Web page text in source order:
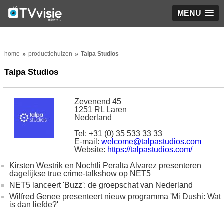
MENU
home productiehuizen Talpa Studios
Talpa Studios
Zevenend 45
1251 RL Laren
Nederland
Tel: +31 (0) 35 533 33 33
E-mail: welcome@talpastudios.com
Website: https://talpastudios.com/
Kirsten Westrik en Nochtli Peralta Alvarez presenteren
dagelijkse true crime-talkshow op NET5
NET5 lanceert 'Buzz': de groepschat van Nederland
Wilfred Genee presenteert nieuw programma 'Mi Dushi: Wat
is dan liefde?'